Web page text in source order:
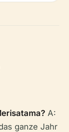
A:
ganze Jahr